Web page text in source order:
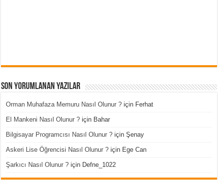
Son Yorumlanan Yazılar
Orman Muhafaza Memuru Nasıl Olunur ? için Ferhat
El Mankeni Nasıl Olunur ? için Bahar
Bilgisayar Programcısı Nasıl Olunur ? içinŞenay
Askeri Lise Öğrencisi Nasıl Olunur ? için Ege Can
Şarkıcı Nasıl Olunur ? için Defne_1022